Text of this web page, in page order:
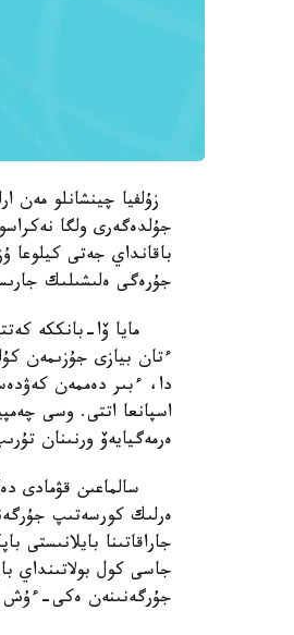
زۇلفيا چينشانلو
جۇلدەگەرى ولگا
باقانداي جەتى كيلوعا
جۇرەگى ەلىشىلىك
مايا ۆا-بانككە
ءتان بيازى جۇزىمەن
دا، ءبىر دەممەن
اسپانعا اتتى. وسى
ەرمەگيايەۆ ورنىنان
سالماعىن قۋمادى
ەرلىك كورسەتىپ
جاراقاتىنا
جاسى كول بولاتىنداي
جۇرگەنىنەن ەكى-ءۇش